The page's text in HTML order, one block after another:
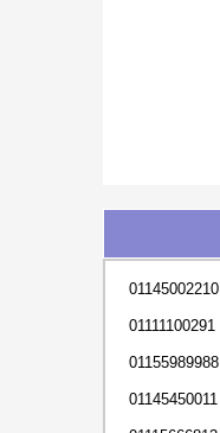
01145002210
01111100291
01155989988
01145450011